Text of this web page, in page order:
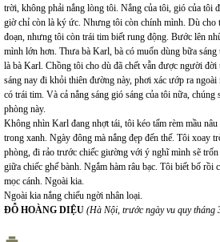
trời, không phải nắng lòng tôi. Nắng của tôi, gió của tôi
giờ chỉ còn là ký ức. Nhưng tôi còn chính mình. Dù cho
đoạn, nhưng tôi còn trái tim biết rung động. Bước lên
mình lớn hơn. Thưa bà Karl, bà có muốn dùng bữa
là bà Karl. Chồng tôi cho dù đã chết vẫn được người
sáng nay đi khỏi thiên đường này, phơi xác ướp ra
có trái tim. Và cả nắng sáng gió sáng của tôi nữa,
phòng này.
Không nhìn Karl đang nhợt tái, tôi kéo tấm rèm mầu
trong xanh. Ngày đông mà nắng đẹp đến thế. Tôi xoay
phòng, đi rảo trước chiếc giường với ý nghĩ mình sẽ
giữa chiếc ghế bành. Ngắm hàm râu bạc. Tôi biết bố rồi
mọc cánh. Ngoài kia.
Ngoài kia nắng chiếu ngời nhân loại.
ĐỖ HOÀNG DIỆU (Hà Nội, trước ngày vu quy tháng